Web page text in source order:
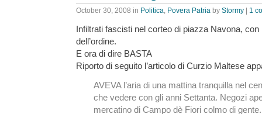
October 30, 2008 in Politica Povera Patria by Stormy | 1
Infiltrati fascisti nel corteo di piazza Navona,
dell’ordine.
E ora di dire BASTA
Riporto di seguito l’articolo di Curzio Maltese
AVEVA l’aria di una mattina tranquilla nel
che vedere con gli anni Settanta. Negozi
mercatino di Campo dè Fiori colmo di